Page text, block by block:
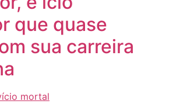
que quase
sua carreira